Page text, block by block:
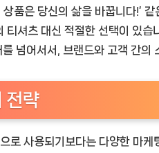
상품은 당신의 삶을 바꿉니다!’
티셔츠 대신 적절한 선택이 있
넘어서서, 브랜드와 고객 간의
전략
로 사용되기보다는 다양한 마